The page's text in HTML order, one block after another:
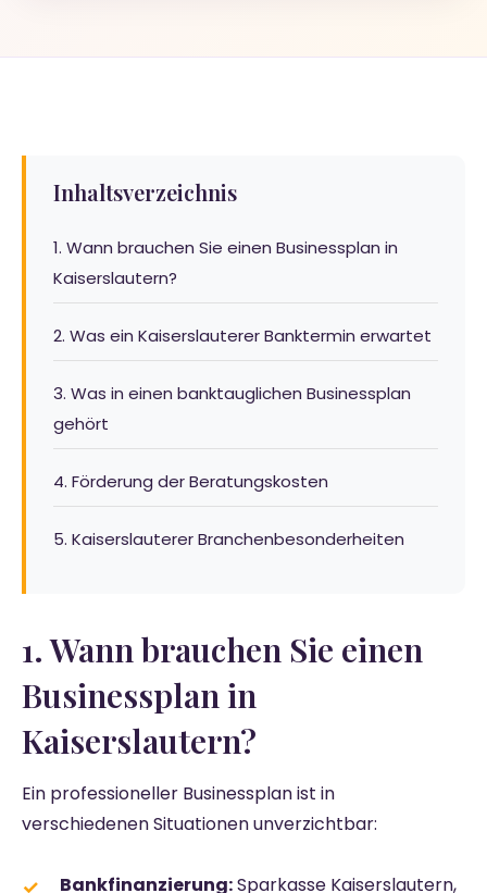
Inhaltsverzeichnis
1. Wann brauchen Sie einen Businessplan in
Kaiserslautern?
2. Was ein Kaiserslauterer Banktermin erwartet
3. Was in einen banktauglichen Businessplan
gehört
4. Förderung der Beratungskosten
5. Kaiserslauterer Branchenbesonderheiten
1. Wann brauchen Sie einen
Businessplan in
Kaiserslautern?
Ein professioneller Businessplan ist in
verschiedenen Situationen unverzichtbar:
Bankfinanzierung:Sparkasse Kaiserslautern,